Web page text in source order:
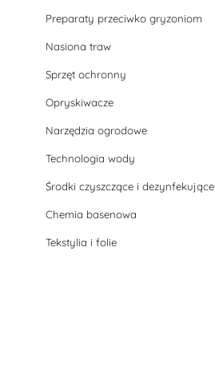
Preparaty przeciwko gryzoniom
Nasiona traw
Sprzęt ochronny
Opryskiwacze
Narzędzia ogrodowe
Technologia wody
Środki czyszczące i dezynfekujące
Chemia basenowa
Tekstylia i folie